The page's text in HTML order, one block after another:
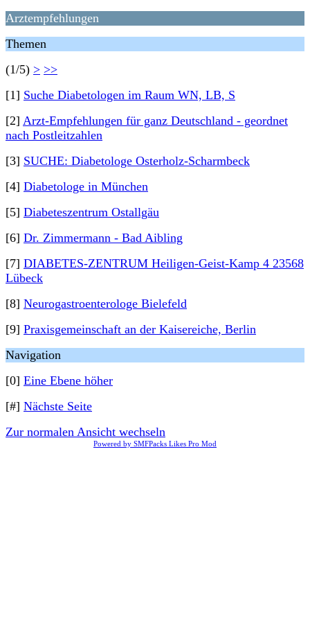
Arztempfehlungen
Themen
(1/5) > >>
[1] Suche Diabetologen im Raum WN, LB, S
[2] Arzt-Empfehlungen für ganz Deutschland - geordnet
nach Postleitzahlen
[3] SUCHE: Diabetologe Osterholz-Scharmbeck
[4] Diabetologe in München
[5] Diabeteszentrum Ostallgäu
[6] Dr. Zimmermann - Bad Aibling
[7] DIABETES-ZENTRUM Heiligen-Geist-Kamp 4 23568
Lübeck
[8] Neurogastroenterologe Bielefeld
[9] Praxisgemeinschaft an der Kaisereiche, Berlin
Navigation
[0] Eine Ebene höher
[#] Nächste Seite
Zur normalen Ansicht wechseln
Powered by SMFPacks Likes Pro Mod